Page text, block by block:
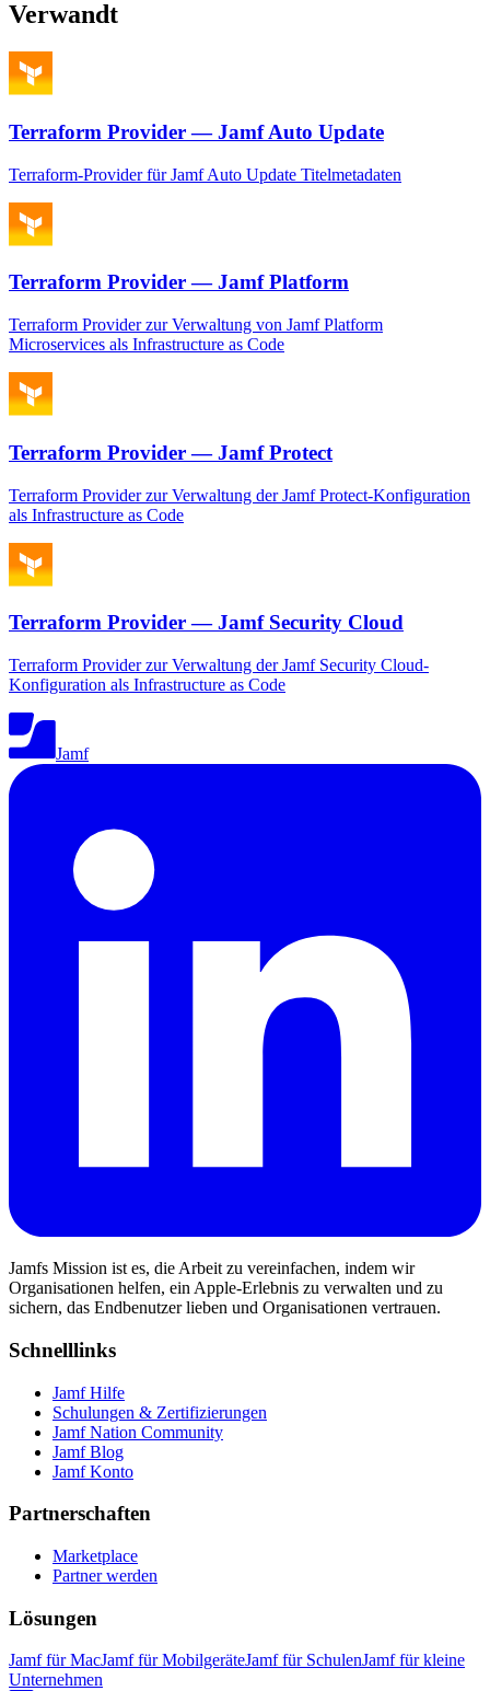
Verwandt
Terraform Provider — Jamf Auto Update
Terraform-Provider für Jamf Auto Update Titelmetadaten
Terraform Provider — Jamf Platform
Terraform Provider zur Verwaltung von Jamf Platform
Microservices als Infrastructure as Code
Terraform Provider — Jamf Protect
Terraform Provider zur Verwaltung der Jamf Protect-Konfiguration
als Infrastructure as Code
Terraform Provider — Jamf Security Cloud
Terraform Provider zur Verwaltung der Jamf Security Cloud-
Konfiguration als Infrastructure as Code
Jamf
Jamfs Mission ist es, die Arbeit zu vereinfachen, indem wir
Organisationen helfen, ein Apple-Erlebnis zu verwalten und zu
sichern, das Endbenutzer lieben und Organisationen vertrauen.
Schnelllinks
Jamf Hilfe
Schulungen & Zertifizierungen
Jamf Nation Community
Jamf Blog
Jamf Konto
Partnerschaften
Marketplace
Partner werden
Lösungen
Jamf für MacJamf für MobilgeräteJamf für SchulenJamf für kleine
Unternehmen